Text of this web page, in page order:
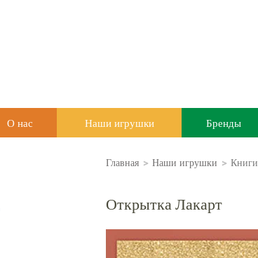
О нас Наши игрушки Бренды
Главная > Наши игрушки > Книги
Открытка Лакарт